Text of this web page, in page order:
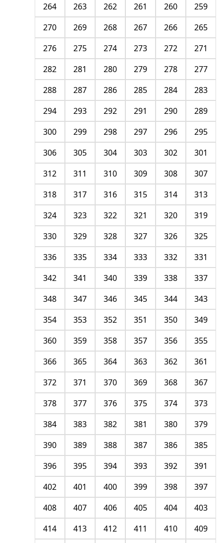
259
260
261
262
263
264
265
266
267
268
269
270
271
272
273
274
275
276
277
278
279
280
281
282
283
284
285
286
287
288
289
290
291
292
293
294
295
296
297
298
299
300
301
302
303
304
305
306
307
308
309
310
311
312
313
314
315
316
317
318
319
320
321
322
323
324
325
326
327
328
329
330
331
332
333
334
335
336
337
338
339
340
341
342
343
344
345
346
347
348
349
350
351
352
353
354
355
356
357
358
359
360
361
362
363
364
365
366
367
368
369
370
371
372
373
374
375
376
377
378
379
380
381
382
383
384
385
386
387
388
389
390
391
392
393
394
395
396
397
398
399
400
401
402
403
404
405
406
407
408
409
410
411
412
413
414